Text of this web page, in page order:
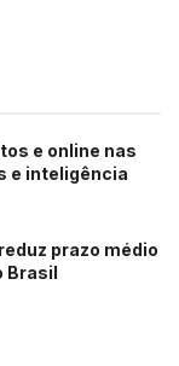
e online nas
e inteligência
prazo médio
Brasil